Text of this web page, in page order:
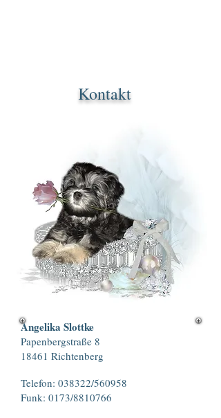
Kontakt
Angelika Slottke
Papenbergstraße 8
18461 Richtenberg​
Telefon: 038322/560958
Funk: 0173/8810766